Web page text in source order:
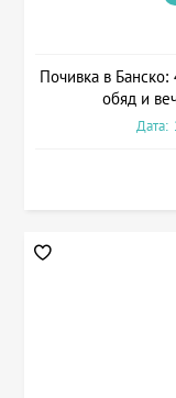
Почивка в
обяд и
Дата: